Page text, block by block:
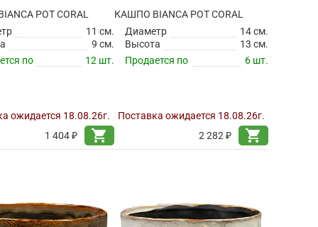
POT CORAL
11 см.
9 см.
по
12 шт.
ожидается 18.08.26г.
1 404 ₽
shopping_cart
КАШПО BIANCA POT CORAL
Диаметр
14 см.
Высота
13 см.
Продается по
6 шт.
Поставка ожидается 18.08.26г.
2 282 ₽
shopping_cart